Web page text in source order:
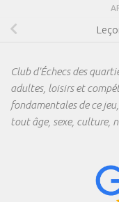
Club d'Échecs des
adultes, loisirs et
fondamentales de ce
tout âge, sexe, culture,